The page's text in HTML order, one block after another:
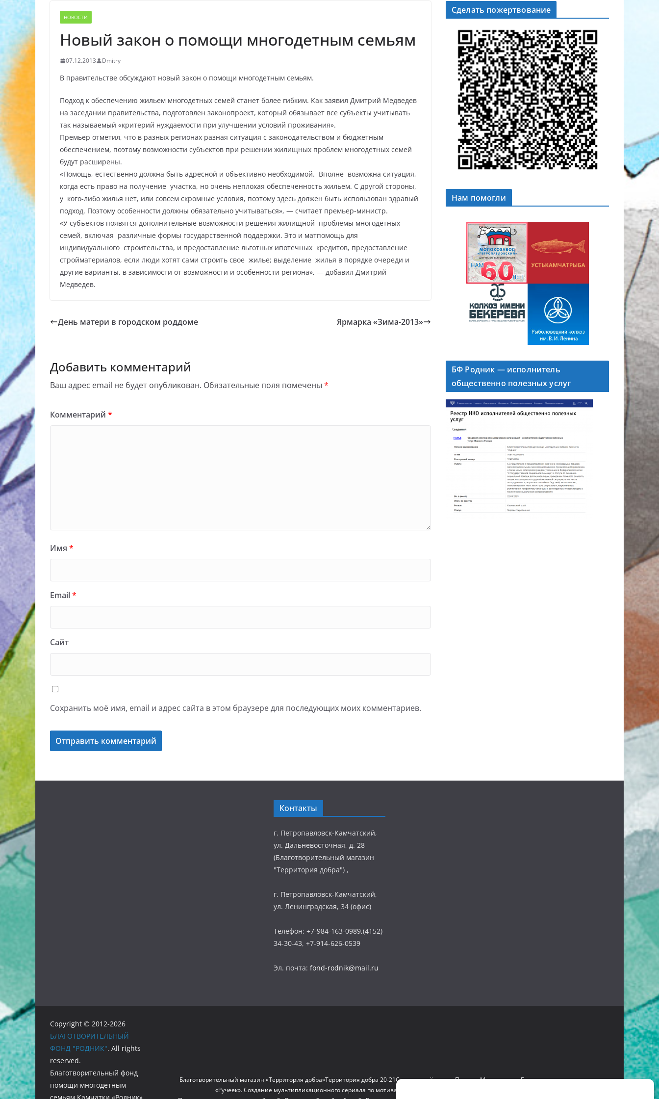
НОВОСТИ
Новый закон о помощи многодетным семьям
07.12.2013 Dmitry
В правительстве обсуждают новый закон о помощи многодетным семьям.
Подход к обеспечению жильем многодетных семей станет более гибким. Как заявил Дмитрий Медведев
на заседании правительства, подготовлен законопроект, который обязывает все субъекты учитывать
так называемый «критерий нуждаемости при улучшении условий проживания».
Премьер отметил, что в разных регионах разная ситуация с законодательством и бюджетным
обеспечением, поэтому возможности субъектов при решении жилищных проблем многодетных семей
будут расширены.
«Помощь, естественно должна быть адресной и объективно необходимой. Вполне возможна ситуация,
когда есть право на получение участка, но очень неплохая обеспеченность жильем. С другой стороны,
у кого-либо жилья нет, или совсем скромные условия, поэтому здесь должен быть использован здравый
подход. Поэтому особенности должны обязательно учитываться», — считает премьер-министр.
«У субъектов появятся дополнительные возможности решения жилищной проблемы многодетных
семей, включая различные формы государственной поддержки. Это и матпомощь для
индивидуального строительства, и предоставление льготных ипотечных кредитов, предоставление
стройматериалов, если люди хотят сами строить свое жилье; выделение жилья в порядке очереди и
другие варианты, в зависимости от возможности и особенности региона», — добавил Дмитрий
Медведев.
День матери в городском роддоме Ярмарка «Зима-2013»
Добавить комментарий
Ваш адрес email не будет опубликован. Обязательные поля помечены *
Комментарий *
Имя *
Email*
Сайт
Сохранить моё имя, email и адрес сайта в этом браузере для последующих моих комментариев.
Сделать пожертвование
Нам помогли
БФ Родник — исполнитель
общественно полезных услуг
Контакты
г. Петропавловск-Камчатский,
ул. Дальневосточная, д. 28
(Благотворительный магазин
"Территория добра") ,
г. Петропавловск-Камчатский,
ул. Ленинградская, 34 (офис)
Телефон: +7-984-163-0989,(4152)
34-30-43, +7-914-626-0539
Эл. почта: fond-rodnik@mail.ru
Благотворительный магазин «Территория добра»Территория добра 20-21Социальный десантПроект «Мультстудия»Безопасное детство
«Ручеек». Создание мультипликационного сериала по мотивам сказок и на языках коренных народов Камчатки
Copyright © 2012-2026
БЛАГОТВОРИТЕЛЬНЫЙ
ФОНД "РОДНИК". All rights
reserved.
Благотворительный фонд
помощи многодетным